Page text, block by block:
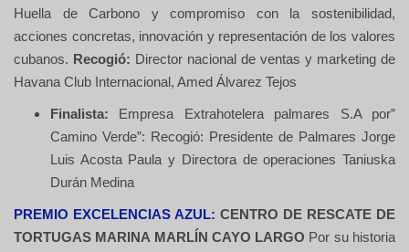
Huella de Carbono y compromiso con la sostenibilidad,
acciones concretas, innovación y representación de los valores
cubanos. Recogió: Director nacional de ventas y marketing de
Havana Club Internacional, Amed Álvarez Tejos
Finalista: Empresa Extrahotelera palmares S.A por”
Camino Verde”: Recogió: Presidente de Palmares Jorge
Luis Acosta Paula y Directora de operaciones Taniuska
Durán Medina
PREMIO EXCELENCIAS AZUL: CENTRO DE RESCATE DE
TORTUGAS MARINA MARLÍN CAYO LARGO Por su historia